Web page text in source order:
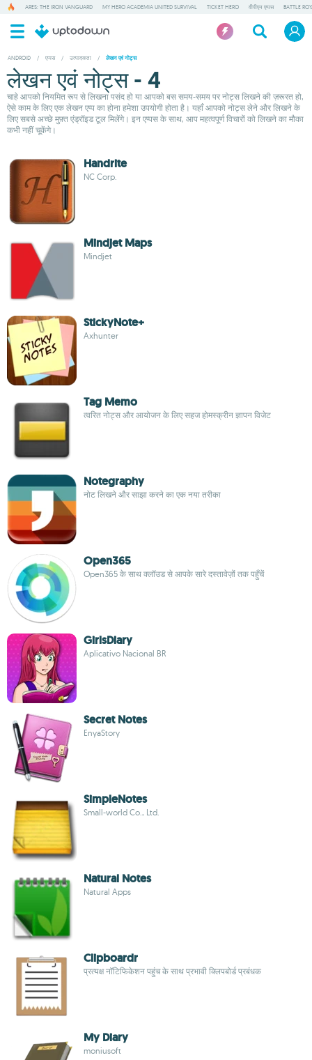
ARES: THE IRON VANGUARD MY HERO ACADEMIA UNITED SURVIVAL TICKET HERO वीपीएन एप्पस BATTLE
ANDROID / एप्पस / उत्पादकता / लेखन एवं नोट्स
लेखन एवं नोट्स - 4
चाहे आपको नियमित रूप से लिखना पसंद हो या आपको बस समय-समय पर नोट्स लिखने की ज़रूरत हो,
ऐसे काम के लिए एक लेखन एप्प का होना हमेशा उपयोगी होता है। यहाँ आपको नोट्स लेने और लिखने के
लिए सबसे अच्छे मुफ़्त एंड्रॉइड टूल मिलेंगे। इन एप्पस के साथ, आप महत्वपूर्ण विचारों को लिखने का मौका
कभी नहीं चूकेंगे।
Handrite
NC Corp.
Mindjet Maps
Mindjet
StickyNote+
Axhunter
Tag Memo
त्वरित नोट्स और आयोजन के लिए सहज होमस्क्रीन ज्ञापन विजेट
Notegraphy
नोट लिखने और साझा करने का एक नया तरीका
Open365
Open365 के साथ क्लॉउड से आपके सारे दस्तावेज़ों तक पहुँचें
GirlsDiary
Aplicativo Nacional BR
Secret Notes
EnyaStory
SimpleNotes
Small-world Co., Ltd.
Natural Notes
Natural Apps
Clipboardr
प्रत्यक्ष नॉटिफिकेशन पहुंच के साथ प्रभावी क्लिपबोर्ड प्रबंधक
My Diary
moniusoft